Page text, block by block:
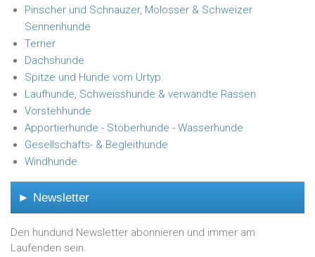
Pinscher und Schnauzer, Molosser & Schweizer
Sennenhunde
Terrier
Dachshunde
Spitze und Hunde vom Urtyp
Laufhunde, Schweisshunde & verwandte Rassen
Vorstehhunde
Apportierhunde - Stöberhunde - Wasserhunde
Gesellschafts- & Begleithunde
Windhunde
► Newsletter
Den hundund Newsletter abonnieren und immer am
Laufenden sein.